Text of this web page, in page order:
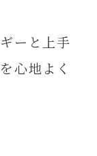
ーと上手
心地よく